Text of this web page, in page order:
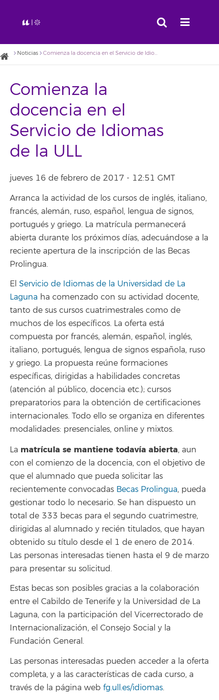
Noticias Comienza la docencia en el Servicio de Idiomas de la ULL
Comienza la
docencia en el
Servicio de Idiomas
de la ULL
jueves 16 de febrero de 2017 - 12:51 GMT
Arranca la actividad de los cursos de inglés, italiano,
francés, alemán, ruso, español, lengua de signos,
portugués y griego. La matrícula permanecerá
abierta durante los próximos días, adecuándose a la
reciente apertura de la inscripción de las Becas
Prolingua.
El Servicio de Idiomas de la Universidad de La
Laguna ha comenzado con su actividad docente,
tanto de sus cursos cuatrimestrales como de
muchos de los específicos. La oferta está
compuesta por francés, alemán, español, inglés,
italiano, portugués, lengua de signos española, ruso
y griego. La propuesta reúne formaciones
específicas, dirigidas a habilidades concretas
(atención al público, docencia etc.); cursos
preparatorios para la obtención de certificaciones
internacionales. Todo ello se organiza en diferentes
modalidades: presenciales, online y mixtos.
La matrícula se mantiene todavía abierta, aun
con el comienzo de la docencia, con el objetivo de
que el alumnado que pueda solicitar las
recientemente convocadas Becas Prolingua, pueda
gestionar todo lo necesario. Se han dispuesto un
total de 333 becas para el segundo cuatrimestre,
dirigidas al alumnado y recién titulados, que hayan
obtenido su título desde el 1 de enero de 2014.
Las personas interesadas tienen hasta el 9 de marzo
para presentar su solicitud.
Estas becas son posibles gracias a la colaboración
entre el Cabildo de Tenerife y la Universidad de La
Laguna, con la participación del Vicerrectorado de
Internacionalización, el Consejo Social y la
Fundación General.
Las personas interesadas pueden acceder a la oferta
completa, y a las características de cada curso, a
través de la página web fg.ull.es/idiomas.